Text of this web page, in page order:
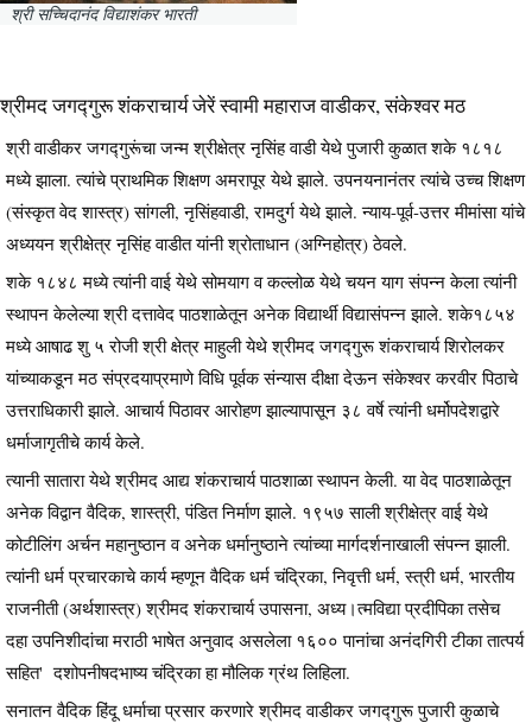
श्री सच्चिदानंद विद्याशंकर भारती
श्रीमद जगद्गुरू शंकराचार्य जेरें स्वामी महाराज वाडीकर, संकेश्वर मठ
श्री वाडीकर जगद्गुरूंचा जन्म श्रीक्षेत्र नृसिंह वाडी येथे पुजारी कुळात शके १८१८
मध्ये झाला. त्यांचे प्राथमिक शिक्षण अमरापूर येथे झाले. उपनयनानंतर त्यांचे उच्च शिक्षण
(संस्कृत वेद शास्त्र) सांगली, नृसिंहवाडी, रामदुर्ग येथे झाले. न्याय-पूर्व-उत्तर मीमांसा यांचे
अध्ययन श्रीक्षेत्र नृसिंह वाडीत यांनी श्रोताधान (अग्निहोत्र) ठेवले.
शके १८४८ मध्ये त्यांनी वाई येथे सोमयाग व कल्लोळ येथे चयन याग संपन्न केला त्यांनी
स्थापन केलेल्या श्री दत्तावेद पाठशाळेतून अनेक विद्यार्थी विद्यासंपन्न झाले. शके१८५४
मध्ये आषाढ शु ५ रोजी श्री क्षेत्र माहुली येथे श्रीमद जगद्गुरू शंकराचार्य शिरोलकर
यांच्याकडून मठ संप्रदयाप्रमाणे विधि पूर्वक संन्यास दीक्षा देऊन संकेश्वर करवीर पिठाचे
उत्तराधिकारी झाले. आचार्य पिठावर आरोहण झाल्यापासून ३८ वर्षे त्यांनी धर्मोपदेशद्वारे
धर्माजागृतीचे कार्य केले.
त्यानी सातारा येथे श्रीमद आद्य शंकराचार्य पाठशाळा स्थापन केली. या वेद पाठशाळेतून
अनेक विद्वान वैदिक, शास्त्री, पंडित निर्माण झाले. १९५७ साली श्रीक्षेत्र वाई येथे
कोटीलिंग अर्चन महानुष्ठान व अनेक धर्मानुष्ठाने त्यांच्या मार्गदर्शनाखाली संपन्न झाली.
त्यांनी धर्म प्रचारकाचे कार्य म्हणून वैदिक धर्म चंद्रिका, निवृत्ती धर्म, स्त्री धर्म, भारतीय
राजनीती (अर्थशास्त्र) श्रीमद शंकराचार्य उपासना, अध्य।त्मविद्या प्रदीपिका तसेच
दहा उपनिशीदांचा मराठी भाषेत अनुवाद असलेला १६०० पानांचा अनंदगिरी टीका तात्पर्य
सहित' दशोपनीषदभाष्य चंद्रिका हा मौलिक ग्रंथ लिहिला.
सनातन वैदिक हिंदू धर्माचा प्रसार करणारे श्रीमद वाडीकर जगद्गुरू पुजारी कुळाचे